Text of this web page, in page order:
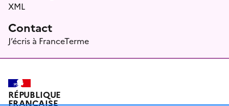
XML
Contact
J’écris à FranceTerme
RÉPUBLIQUE
FRANÇAISE